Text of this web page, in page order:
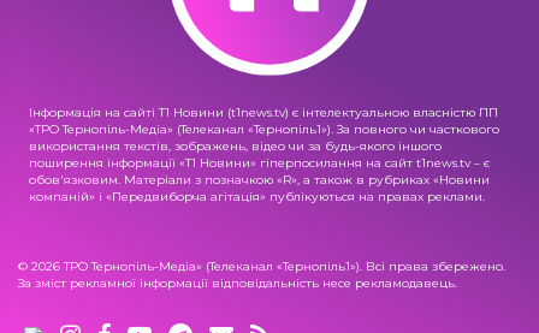
Інформація на сайті Т1 Новини (t1news.tv) є інтелектуальною власністю ПП
«ТРО Тернопіль-Медіа» (Телеканал «Тернопіль1»). За повного чи часткового
використання текстів, зображень, відео чи за будь-якого іншого
поширення інформації «Т1 Новини» гіперпосилання на сайт t1news.tv – є
обов'язковим. Матеріали з позначкою «R», а також в рубриках «Новини
компаній» і «Передвиборча агітація» публікуються на правах реклами.
© 2026 ТРО Тернопіль-Медіа» (Телеканал «Тернопіль1»). Всі права збережено.
За зміст рекламної інформації відповідальність несе рекламодавець.